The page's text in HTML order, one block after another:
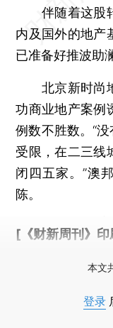
伴随着这股转
内及国外的地产
已准备好推波助
北京新时尚地
功商业地产案例
例数不胜数。“
受限，在二三线
闭四五家。”澳
陈。
[《财新周刊》印
本文
登录